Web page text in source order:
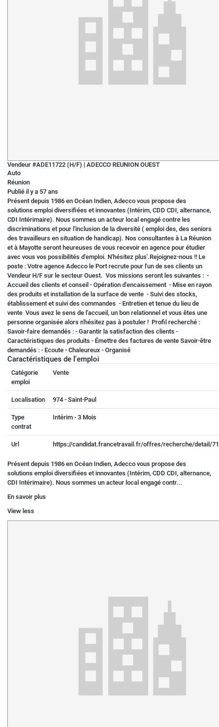
Vendeur #ADE11722 (H/F) | ADECCO REUNION OUEST
Auto
Réunion
Publié il y a 57 ans
Présent depuis 1986 en Océan Indien, Adecco vous propose des
solutions emploi diversifiées et innovantes (Intérim, CDD CDI, alternance,
CDI Intérimaire). Nous sommes un acteur local engagé contre les
discriminations et pour l'inclusion de la diversité ( emploi des, des seniors
des travailleurs en situation de handicap). Nos consultantes à La Réunion
et à Mayotte seront heureuses de vous recevoir en agence pour étudier
avec vous vos possibilités d'emploi. N'hésitez plus'.Rejoignez-nous !! Le
poste : Votre agence Adecco le Port recrute pour l'un de ses clients un
Vendeur H/F sur le secteur Ouest. Vos missions seront les suivantes : -
Accueil des clients et conseil - Opération d'encaissement - Mise en rayon
des produits et installation de la surface de vente - Suivi des stocks,
établissement et suivi des commandes - Entretien et tenue du lieu de
vente Vous avez le sens de l'accueil, un bon relationnel et vous êtes une
personne organisée alors n'hésitez pas à postuler ! Profil recherché :
Savoir-faire demandés : - Garantir la satisfaction des clients -
Caractéristiques des produits - Émettre des factures de vente Savoir-être
demandés : - Ecoute - Chaleureux - Organisé
Caractéristiques de l'emploi
Catégorie
emploi
Vente
Localisation 974 - Saint-Paul
Type
contrat
Intérim - 3 Mois
Url https://candidat.francetravail.fr/offres/recherche/detail/
Présent depuis 1986 en Océan Indien, Adecco vous propose des
solutions emploi diversifiées et innovantes (Intérim, CDD CDI, alternance,
CDI Intérimaire). Nous sommes un acteur local engagé contr...
En savoir plus
View less